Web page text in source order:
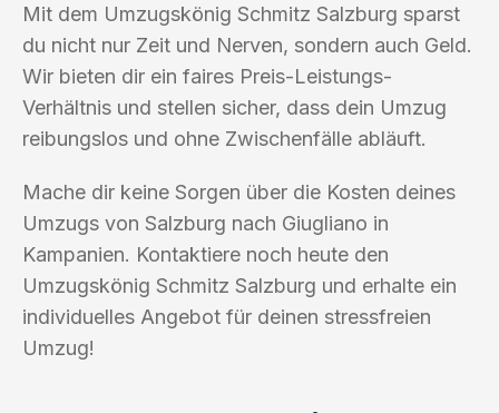
Mit dem Umzugskönig Schmitz Salzburg sparst
du nicht nur Zeit und Nerven, sondern auch Geld.
Wir bieten dir ein faires Preis-Leistungs-
Verhältnis und stellen sicher, dass dein Umzug
reibungslos und ohne Zwischenfälle abläuft.
Mache dir keine Sorgen über die Kosten deines
Umzugs von Salzburg nach Giugliano in
Kampanien. Kontaktiere noch heute den
Umzugskönig Schmitz Salzburg und erhalte ein
individuelles Angebot für deinen stressfreien
Umzug!